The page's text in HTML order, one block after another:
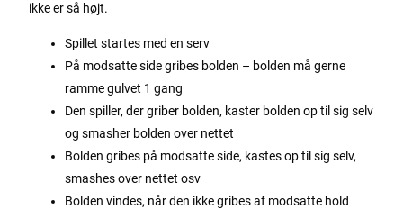
ikke er så højt.
Spillet startes med en serv
På modsatte side gribes bolden – bolden må gerne
ramme gulvet 1 gang
Den spiller, der griber bolden, kaster bolden op til sig selv
og smasher bolden over nettet
Bolden gribes på modsatte side, kastes op til sig selv,
smashes over nettet osv
Bolden vindes, når den ikke gribes af modsatte hold